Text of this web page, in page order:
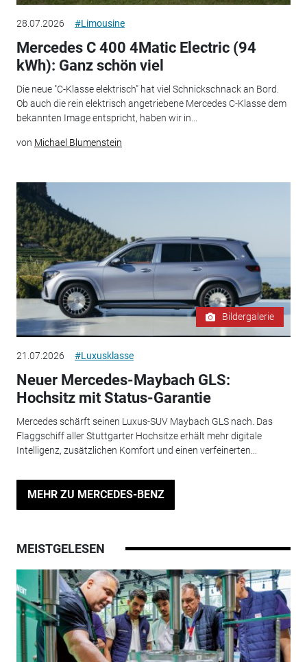
28.07.2026 #Limousine
Mercedes C 400 4Matic Electric (94
kWh): Ganz schön viel
Die neue "C-Klasse elektrisch" hat viel Schnickschnack an Bord.
Ob auch die rein elektrisch angetriebene Mercedes C-Klasse dem
bekannten Image entspricht, haben wir in...
von Michael Blumenstein
Bildergalerie
21.07.2026 #Luxusklasse
Neuer Mercedes-Maybach GLS:
Hochsitz mit Status-Garantie
Mercedes schärft seinen Luxus-SUV Maybach GLS nach. Das
Flaggschiff aller Stuttgarter Hochsitze erhält mehr digitale
Intelligenz, zusätzlichen Komfort und einen verfeinerten...
MEHR ZU MERCEDES-BENZ
MEISTGELESEN